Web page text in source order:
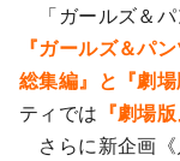
「ガールズ＆パ
『ガールズ＆パ
総集編』と『劇
ティでは 『劇場版
さらに新企画《